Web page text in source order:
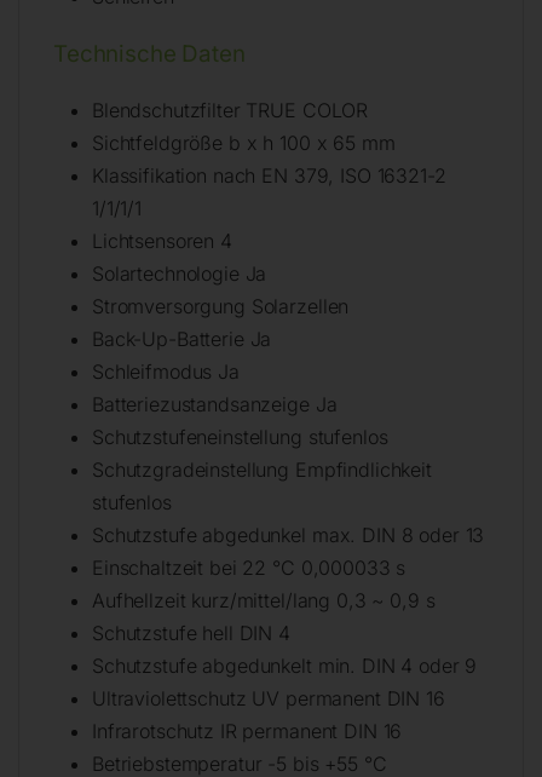
Technische Daten
Blendschutzfilter TRUE COLOR
Sichtfeldgröße b x h 100 x 65 mm
Klassifikation nach EN 379, ISO 16321-2
1/1/1/1
Lichtsensoren 4
Solartechnologie Ja
Stromversorgung Solarzellen
Back-Up-Batterie Ja
Schleifmodus Ja
Batteriezustandsanzeige Ja
Schutzstufeneinstellung stufenlos
Schutzgradeinstellung Empfindlichkeit
stufenlos
Schutzstufe abgedunkel max. DIN 8 oder 13
Einschaltzeit bei 22 °C 0,000033 s
Aufhellzeit kurz/mittel/lang 0,3 ~ 0,9 s
Schutzstufe hell DIN 4
Schutzstufe abgedunkelt min. DIN 4 oder 9
Ultraviolettschutz UV permanent DIN 16
Infrarotschutz IR permanent DIN 16
Betriebstemperatur -5 bis +55 °C